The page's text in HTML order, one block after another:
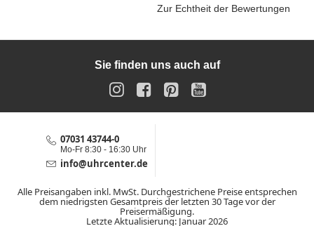
Zur Echtheit der Bewertungen
Sie finden uns auch auf
InstagramFacebookPinterestYouTube
Service-Hotline
07031 43744-0
Mo-Fr 8:30 - 16:30 Uhr
Service E-Mail
info@uhrcenter.de
Alle Preisangaben inkl. MwSt. Durchgestrichene Preise entsprechen
dem niedrigsten Gesamtpreis der letzten 30 Tage vor der
Preisermäßigung.
Letzte Aktualisierung: Januar 2026